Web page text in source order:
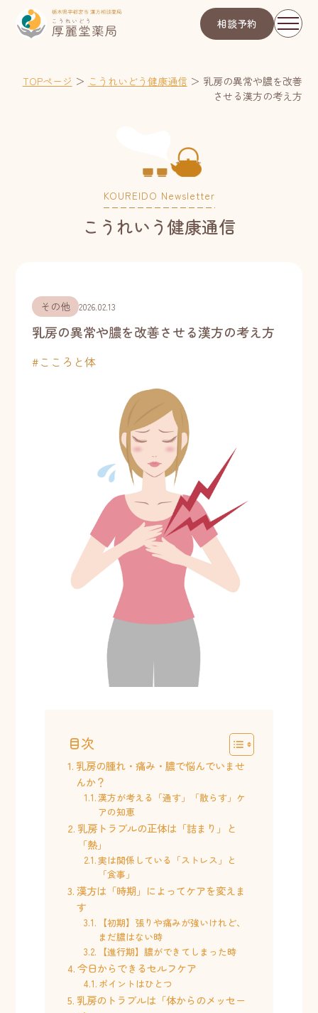
相談予約
TOPページ ＞ こうれいどう健康通信 ＞ 乳房の異常や膿を改善
させる漢方の考え方
KOUREIDO Newsletter
こうれいう健康通信
その他 2026.02.13
乳房の異常や膿を改善させる漢方の考え方
#こころと体
目次
乳房の腫れ・痛み・膿で悩んでいませ
んか？
漢方が考える「通す」「散らす」ケ
アの知恵
乳房トラブルの正体は「詰まり」と
「熱」
実は関係している「ストレス」と
「食事」
漢方は「時期」によってケアを変えま
す
【初期】張りや痛みが強いけれど、
まだ膿はない時
【進行期】膿ができてしまった時
今日からできるセルフケア
ポイントはひとつ
乳房のトラブルは「体からのメッセー